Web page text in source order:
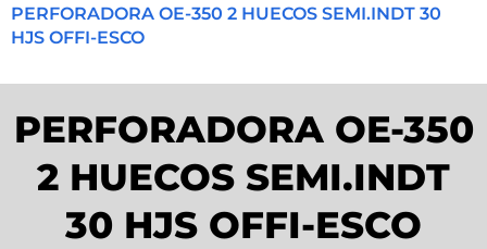
PERFORADORA OE-350 2 HUECOS SEMI.INDT 30
HJS OFFI-ESCO
PERFORADORA OE-350
2 HUECOS SEMI.INDT
30 HJS OFFI-ESCO